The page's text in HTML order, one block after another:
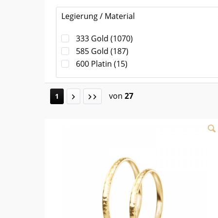
Legierung / Material
333 Gold (1070)
585 Gold (187)
600 Platin (15)
1 von 27